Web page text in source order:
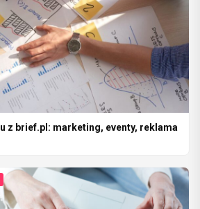
z brief.pl: marketing, eventy, reklama